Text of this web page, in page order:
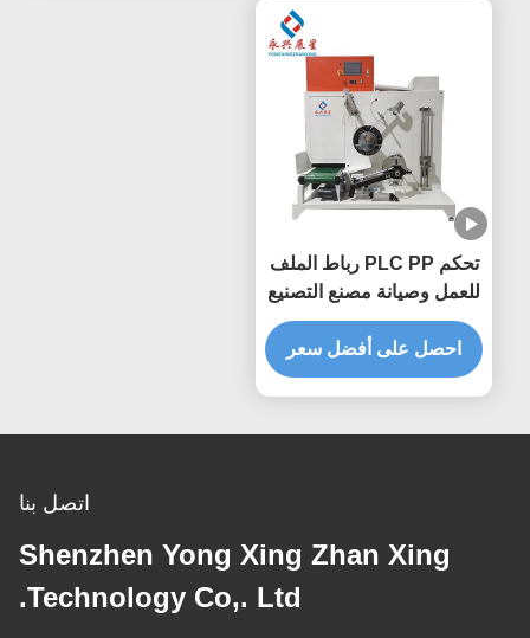
تحكم PLC PP رباط الملف
للعمل وصيانة مصنع التصنيع
الدائم
احصل على أفضل سعر
اتصل بنا
Shenzhen Yong Xing Zhan Xing
Technology Co,. Ltd.